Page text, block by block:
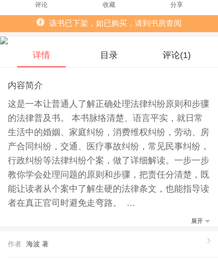
评论 收藏 分享
该书已下架，如已购买，请到书房查阅
详情 目录 评论(1)
内容简介
这是一本让普通人了解正确处理法律纠纷原则和步骤
的法律普及书。 本书脉络清楚、语言平实，就日常
生活中的婚姻、家庭纠纷，消费维权纠纷，劳动、房
产合同纠纷，交通、医疗事故纠纷，常见民事纠纷，
行政纠纷等法律纠纷个案，做了详细解读。一步一步
教你学会处理问题的原则和步骤，把责任分清楚，既
能让读者从个案中了解生硬的法律条文，也能指导读
者在真正官司时避免走弯路。
知的纠纷事件普及法律的预防针
展开
作者 海波 著